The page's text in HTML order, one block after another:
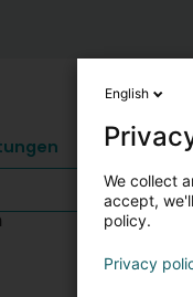
English
We collect
accept,
policy.
Privacy